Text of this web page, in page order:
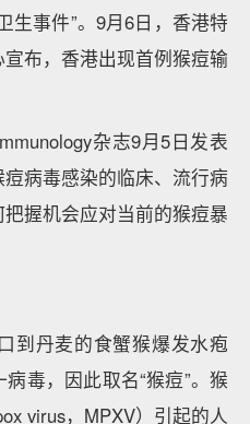
生事件”。9月6日，香港特
布，香港出现首例猴痘输
杂志9月5日发表
病毒感染的临床、流行病
握机会应对当前的猴痘暴
到丹麦的食蟹猴爆发水疱
毒，因此取名“猴痘”。猴
virus，MPXV）引起的人